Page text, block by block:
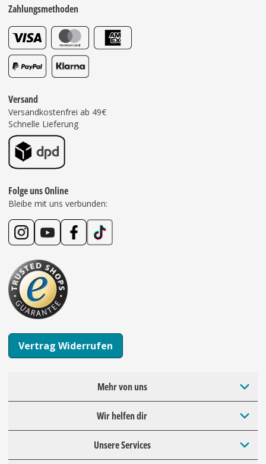
Zahlungsmethoden
Versand
Versandkostenfrei ab 49€
Schnelle Lieferung
Folge uns Online
Bleibe mit uns verbunden:
Vertrag Widerrufen
Mehr von uns
Wir helfen dir
Unsere Services